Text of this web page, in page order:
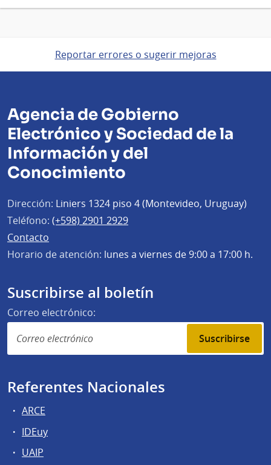
Reportar errores o sugerir mejoras
Agencia de Gobierno
Electrónico y Sociedad de la
Información y del
Conocimiento
Dirección: Liniers 1324 piso 4 (Montevideo, Uruguay)
Teléfono: (+598) 2901 2929
Contacto
Horario de atención: lunes a viernes de 9:00 a 17:00 h.
Suscribirse al boletín
Correo electrónico:
Suscribirse
Referentes Nacionales
ARCE
IDEuy
UAIP